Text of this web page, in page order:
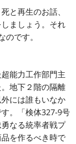
と再生のお話、
ましょう。それ
です。
能力工作部門主
地下２階の隔離
には誰もいなか
。「検体327-9号
なる統率者戦プ
を作るべき時で